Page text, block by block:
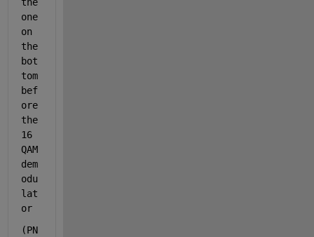
one
on
the
bot
tom
bef
ore
the
16
QAM
dem
odu
lat
or
(PN